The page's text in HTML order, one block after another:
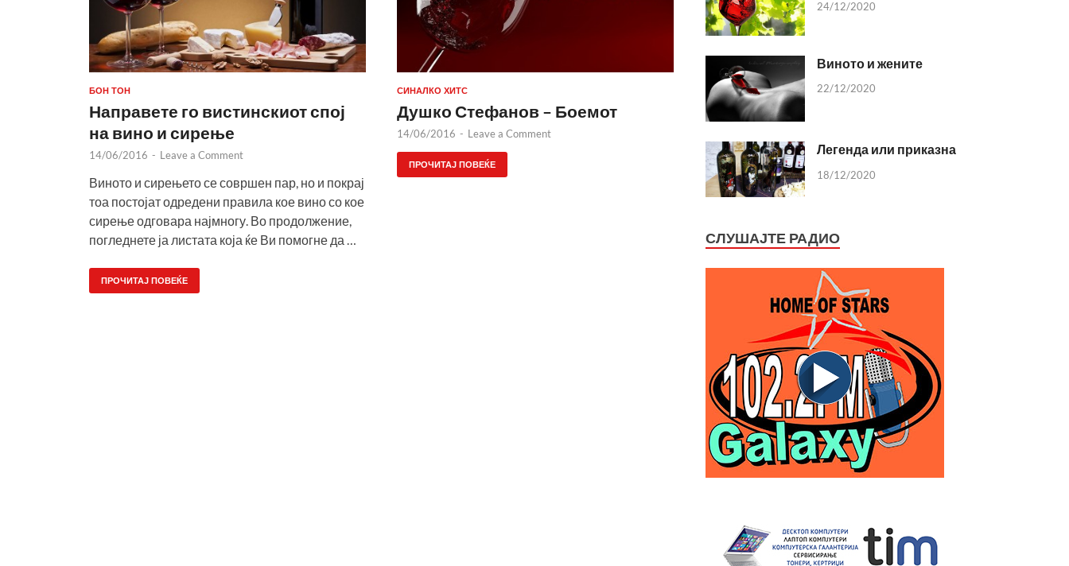
БОН ТОН
Направете го вистинскиот спој
на вино и сирење
14/06/2016 - Leave a Comment
Виното и сирењето се совршен пар, но и покрај
тоа постојат одредени правила кое вино со кое
сирење одговара најмногу. Во продолжение,
погледнете ја листата која ќе Ви помогне да …
ПРОЧИТАЈ ПОВЕЌЕ
СИНАЛКО ХИТС
Душко Стефанов – Боемот
14/06/2016 - Leave a Comment
ПРОЧИТАЈ ПОВЕЌЕ
24/12/2020
Виното и жените
22/12/2020
Легенда или приказна
18/12/2020
СЛУШАЈТЕ РАДИО